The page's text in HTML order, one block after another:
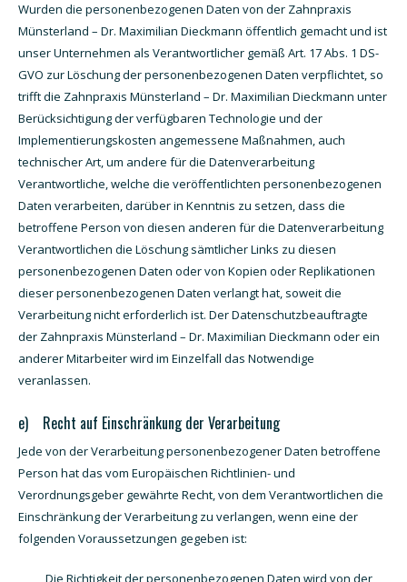
Wurden die personenbezogenen Daten von der Zahnpraxis
Münsterland – Dr. Maximilian Dieckmann öffentlich gemacht und ist
unser Unternehmen als Verantwortlicher gemäß Art. 17 Abs. 1 DS-
GVO zur Löschung der personenbezogenen Daten verpflichtet, so
trifft die Zahnpraxis Münsterland – Dr. Maximilian Dieckmann unter
Berücksichtigung der verfügbaren Technologie und der
Implementierungskosten angemessene Maßnahmen, auch
technischer Art, um andere für die Datenverarbeitung
Verantwortliche, welche die veröffentlichten personenbezogenen
Daten verarbeiten, darüber in Kenntnis zu setzen, dass die
betroffene Person von diesen anderen für die Datenverarbeitung
Verantwortlichen die Löschung sämtlicher Links zu diesen
personenbezogenen Daten oder von Kopien oder Replikationen
dieser personenbezogenen Daten verlangt hat, soweit die
Verarbeitung nicht erforderlich ist. Der Datenschutzbeauftragte
der Zahnpraxis Münsterland – Dr. Maximilian Dieckmann oder ein
anderer Mitarbeiter wird im Einzelfall das Notwendige
veranlassen.
e) Recht auf Einschränkung der Verarbeitung
Jede von der Verarbeitung personenbezogener Daten betroffene
Person hat das vom Europäischen Richtlinien- und
Verordnungsgeber gewährte Recht, von dem Verantwortlichen die
Einschränkung der Verarbeitung zu verlangen, wenn eine der
folgenden Voraussetzungen gegeben ist:
Die Richtigkeit der personenbezogenen Daten wird von der